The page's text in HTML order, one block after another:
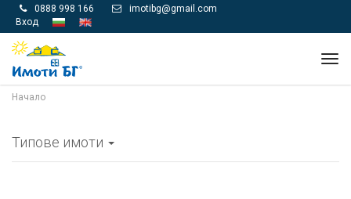
 0888 998 166 
imotibg@gmail.com
Вход
Начало
Типове имоти